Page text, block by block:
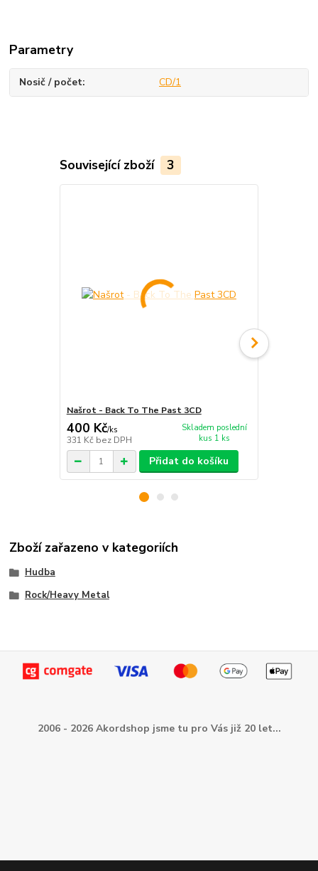
Parametry
Nosič / počet CD/1
Související zboží 3
Našrot - Back To The Past 3CD
400 Kč/ks
331 Kč bez DPH
Skladem poslední
kus 1 ks
Přidat do košíku
Zboží zařazeno v kategoriích
Hudba
Rock/Heavy Metal
2006 - 2026 Akordshop jsme tu pro Vás již 20 let...